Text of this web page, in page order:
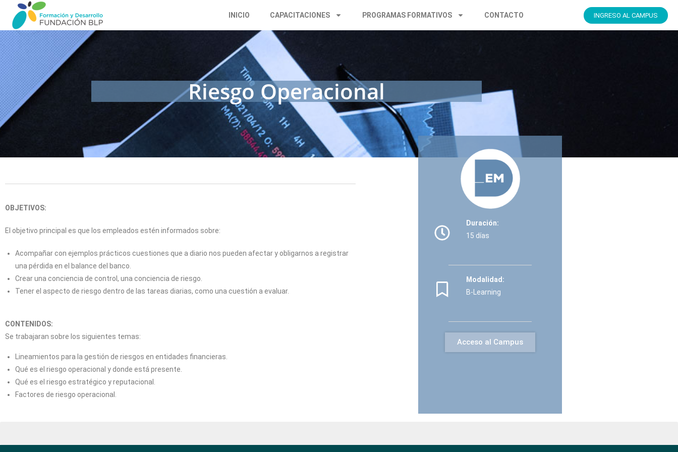
INICIO CAPACITACIONES PROGRAMAS FORMATIVOS CONTACTO INGRESO AL CAMPUS
Riesgo Operacional
OBJETIVOS:
El objetivo principal es que los empleados estén informados sobre:
Acompañar con ejemplos prácticos cuestiones que a diario nos pueden afectar y obligarnos a registrar
una pérdida en el balance del banco.
Crear una conciencia de control, una conciencia de riesgo.
Tener el aspecto de riesgo dentro de las tareas diarias, como una cuestión a evaluar.
CONTENIDOS:
Se trabajaran sobre los siguientes temas:
Lineamientos para la gestión de riesgos en entidades financieras.
Qué es el riesgo operacional y donde está presente.
Qué es el riesgo estratégico y reputacional.
Factores de riesgo operacional.
Duración:
15 días
Modalidad:
B-Learning
Acceso al Campus